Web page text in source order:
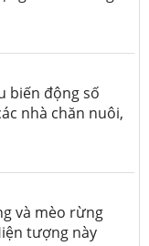
biến động số
nhà chăn nuôi,
và mèo rừng
tượng này